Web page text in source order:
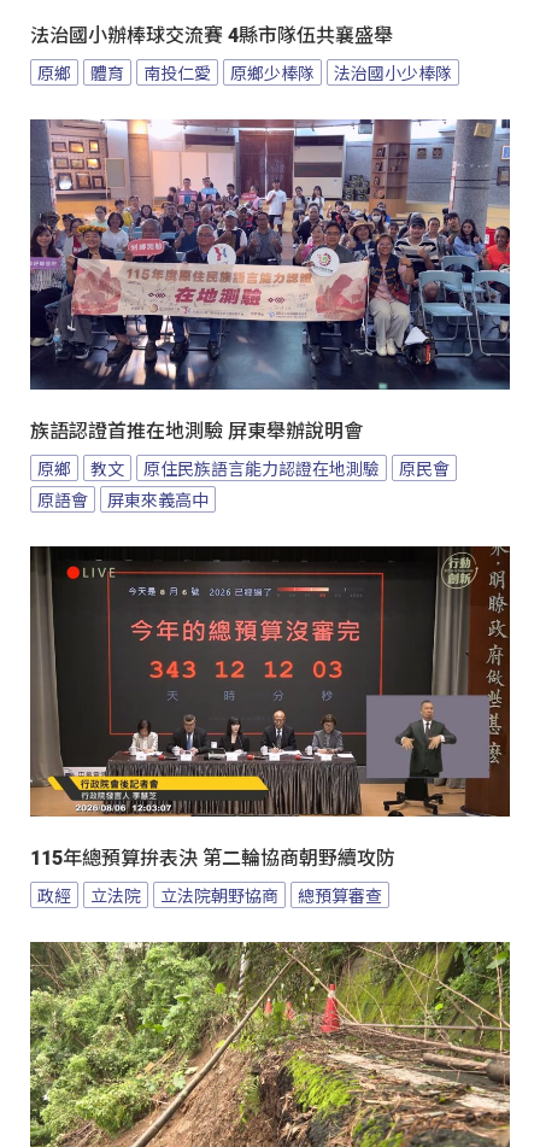
法治國小辦棒球交流賽 4縣市隊伍共襄盛舉
原鄉 體育 南投仁愛 原鄉少棒隊 法治國小少棒隊
族語認證首推在地測驗 屏東舉辦說明會
原鄉 教文 原住民族語言能力認證在地測驗
原民會
原語會
屏東來義高中
115年總預算拚表決 第二輪協商朝野續攻防
政經 立法院 立法院朝野協商 總預算審查